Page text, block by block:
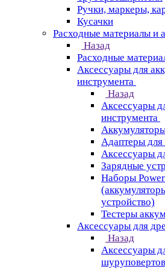
Ручки, маркеры,
Кусачки
Расходные материалы и
Назад
Расходные
Аксессуары для
инструмента
Назад
Аксессуары
инструмента
Адаптеры для
Аксессуары
Зарядные
Наборы
устройство)
Тестеры
Аксессуары для
Назад
Аксессуары
шуруповертов